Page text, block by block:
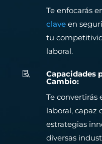
Te enfocarás
claveen
tu
laboral.
 Capacidades
Cambio:
Te convertirás
laboral,
estrategias
diversas